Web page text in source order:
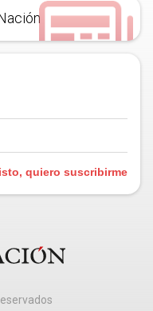
quiero suscribirme